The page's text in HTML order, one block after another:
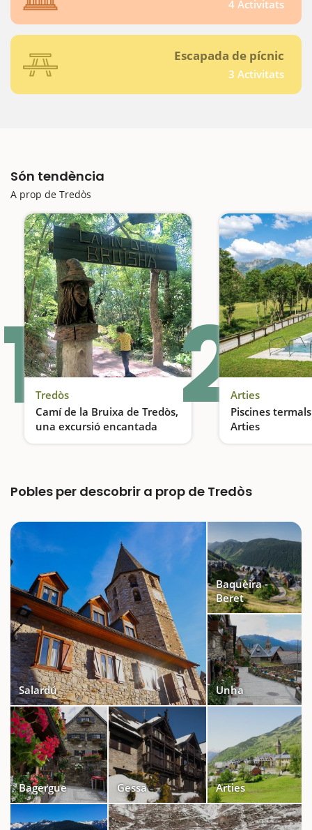
4 Activitats
Escapada de pícnic
3 Activitats
Són tendència
A prop de Tredòs
1Tredòs
Camí de la Bruixa de Tredòs,
una excursió encantada
Una excursió ideal per fer amb nens
2Arties
Piscines
Arties
Pobles per descobrir a prop de Tredòs
Salardú
Baquèira -
Beret
Unha
Bagergue Gessa Arties